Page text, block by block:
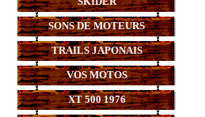
SONS DE MOTEURS
TRAILS JAPONAIS
VOS MOTOS
XT 500 1976